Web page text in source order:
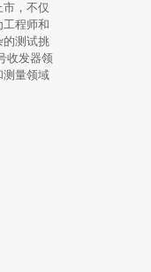
，不仅
程师和
的测试挑
收发器领
测量领域